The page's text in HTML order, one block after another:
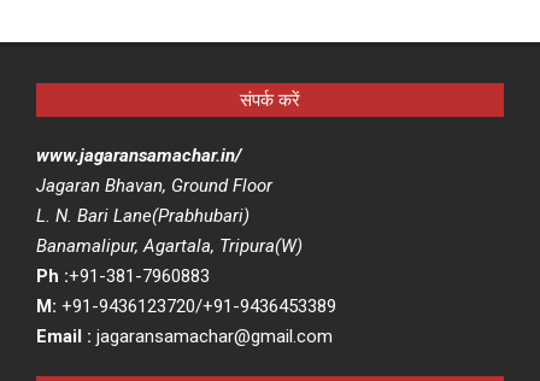
संपर्क करें
www.jagaransamachar.in/
Jagaran Bhavan, Ground Floor
L. N. Bari Lane(Prabhubari)
Banamalipur, Agartala, Tripura(W)
Ph :+91-381-7960883
M: +91-9436123720/+91-9436453389
Email : jagaransamachar@gmail.com